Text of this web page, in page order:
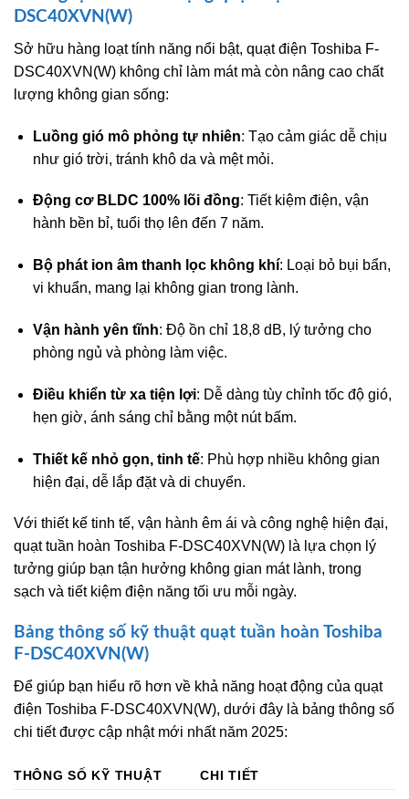
DSC40XVN(W)
Sở hữu hàng loạt tính năng nổi bật, quạt điện Toshiba F-
DSC40XVN(W) không chỉ làm mát mà còn nâng cao chất
lượng không gian sống:
Luồng gió mô phỏng tự nhiên: Tạo cảm giác dễ chịu
như gió trời, tránh khô da và mệt mỏi.
Động cơ BLDC 100% lõi đồng: Tiết kiệm điện, vận
hành bền bỉ, tuổi thọ lên đến 7 năm.
Bộ phát ion âm thanh lọc không khí: Loại bỏ bụi bẩn,
vi khuẩn, mang lại không gian trong lành.
Vận hành yên tĩnh: Độ ồn chỉ 18,8 dB, lý tưởng cho
phòng ngủ và phòng làm việc.
Điều khiển từ xa tiện lợi: Dễ dàng tùy chỉnh tốc độ gió,
hẹn giờ, ánh sáng chỉ bằng một nút bấm.
Thiết kế nhỏ gọn, tinh tế: Phù hợp nhiều không gian
hiện đại, dễ lắp đặt và di chuyển.
Với thiết kế tinh tế, vận hành êm ái và công nghệ hiện đại,
quạt tuần hoàn Toshiba F-DSC40XVN(W) là lựa chọn lý
tưởng giúp bạn tận hưởng không gian mát lành, trong
sạch và tiết kiệm điện năng tối ưu mỗi ngày.
Bảng thông số kỹ thuật quạt tuần hoàn Toshiba
F-DSC40XVN(W)
Để giúp bạn hiểu rõ hơn về khả năng hoạt động của quạt
điện Toshiba F-DSC40XVN(W), dưới đây là bảng thông số
chi tiết được cập nhật mới nhất năm 2025:
THÔNG SỐ KỸ THUẬT
CHI TIẾT